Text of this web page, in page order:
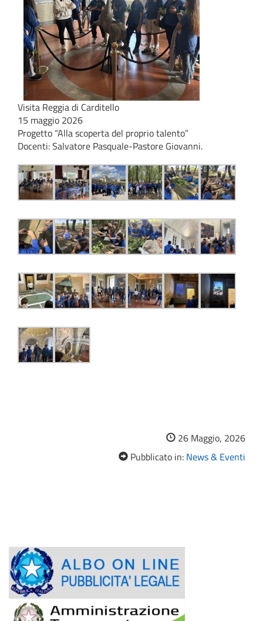
Visita Reggia di Carditello
15 maggio 2026
Progetto “Alla scoperta del proprio talento”
Docenti: Salvatore Pasquale-Pastore Giovanni.
26 Maggio, 2026
Pubblicato in: News & Eventi